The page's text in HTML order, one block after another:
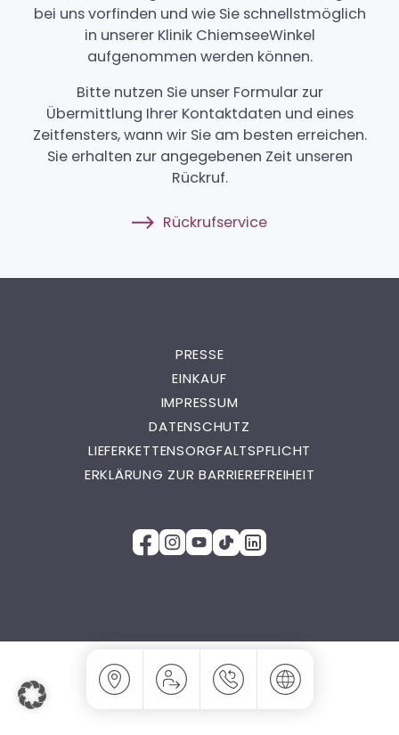
bei uns vorfinden und wie Sie schnellstmöglich
in unserer Klinik ChiemseeWinkel
aufgenommen werden können.
Bitte nutzen Sie unser Formular zur
Übermittlung Ihrer Kontaktdaten und eines
Zeitfensters, wann wir Sie am besten erreichen.
Sie erhalten zur angegebenen Zeit unseren
Rückruf.
Rückrufservice
PRESSE
EINKAUF
IMPRESSUM
DATENSCHUTZ
LIEFERKETTENSORGFALTSPFLICHT
ERKLÄRUNG ZUR BARRIEREFREIHEIT